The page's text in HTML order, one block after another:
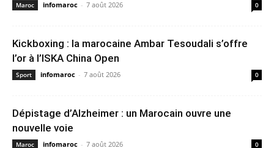
Maroc infomaroc - 7 août 2026 0
Kickboxing : la marocaine Ambar Tesoudali s’offre
l’or à l’ISKA China Open
Sport infomaroc - 7 août 2026 0
Dépistage d’Alzheimer : un Marocain ouvre une
nouvelle voie
Maroc infomaroc - 7 août 2026 0